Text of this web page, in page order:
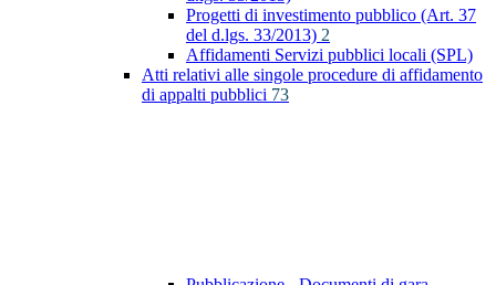
Progetti di investimento pubblico (Art. 37
del d.lgs. 33/2013) 2
Affidamenti Servizi pubblici locali (SPL)
Atti relativi alle singole procedure di affidamento
di appalti pubblici 73